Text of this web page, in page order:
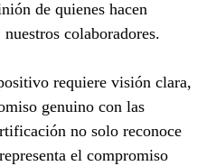
de quienes hacen
colaboradores.
requiere visión clara,
genuino con las
no solo reconoce
el compromiso